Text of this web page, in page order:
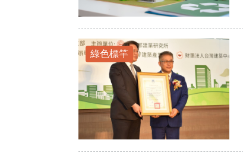
綠色標竿